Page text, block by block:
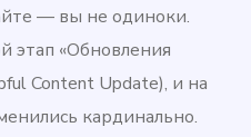
— вы не одиноки.
этап «Обновления
Content Update), и на
кардинально.